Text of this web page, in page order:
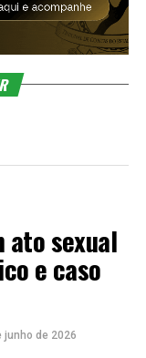
ato sexual
e caso
junho de 2026